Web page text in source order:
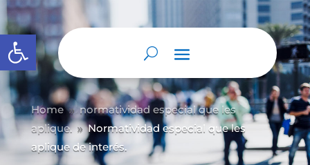
Abrir barra de herramientas
Home 9 normatividad especial que les
aplique. 9 Normatividad especial que les
aplique de interés.